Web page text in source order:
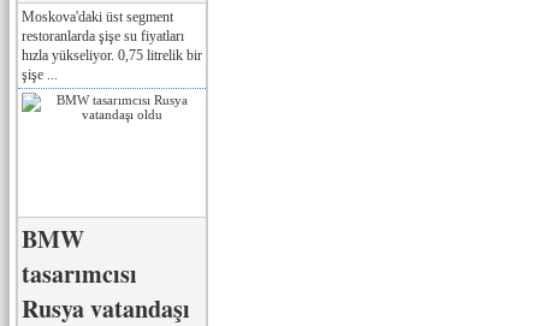
Moskova'daki üst segment
restoranlarda şişe su fiyatları
hızla yükseliyor. 0,75 litrelik bir
şişe ...
BMW
tasarımcısı
Rusya vatandaşı